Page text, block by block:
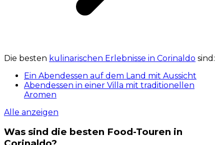
Die besten kulinarischen Erlebnisse in Corinaldo sind:
Ein Abendessen auf dem Land mit Aussicht
Abendessen in einer Villa mit traditionellen
Aromen
Alle anzeigen
Was sind die besten Food-Touren in